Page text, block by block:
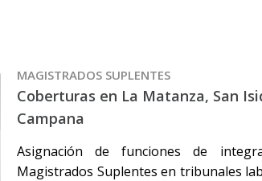
MAGISTRADOS SUPLENTES
Coberturas en La Matanza, San
Campana
Asignación de funciones de
Magistrados Suplentes en tribunales